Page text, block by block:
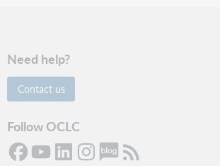
Need help?
Contact us
Follow OCLC